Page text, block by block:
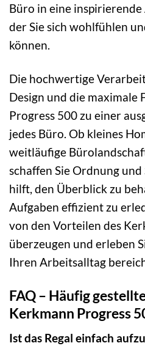
Büro in eine
der Sie sich wohlfühlen
können.
Die hochwertige
Design und die maximale
Progress 500 zu einer
jedes Büro. Ob kleines
weitläufige
schaffen Sie Ordnung
hilft, den Überblick zu
Aufgaben effizient zu
von den Vorteilen des
überzeugen und erleben
Ihren Arbeitsalltag
FAQ – Häufig
Kerkmann Progress
Ist das Regal einfach